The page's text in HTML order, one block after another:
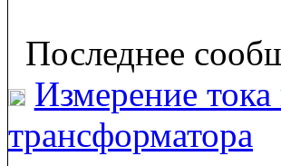
Последнее
Измерение
трансформатора